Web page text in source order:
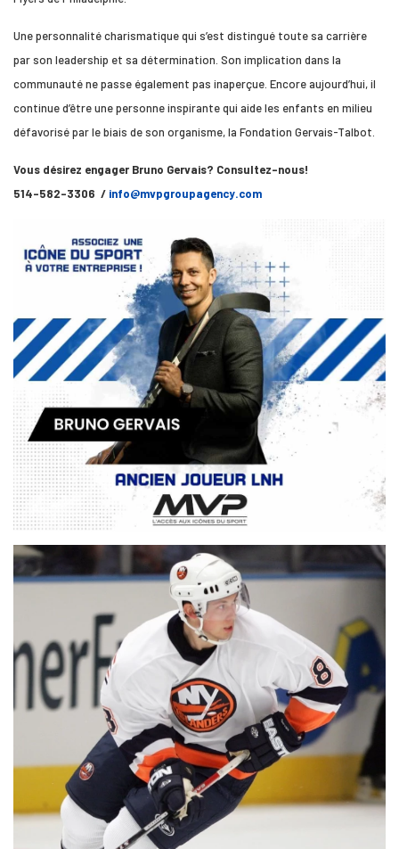
Une personnalité charismatique qui s’est distingué toute sa carrière
par son leadership et sa détermination. Son implication dans la
communauté ne passe également pas inaperçue. Encore aujourd’hui, il
continue d’être une personne inspirante qui aide les enfants en milieu
défavorisé par le biais de son organisme, la Fondation Gervais-Talbot.
Vous désirez engager Bruno Gervais? Consultez-nous!
514-582-3306 / info@mvpgroupagency.com